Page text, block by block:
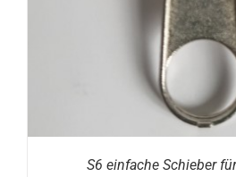
S6 einfache Schieber